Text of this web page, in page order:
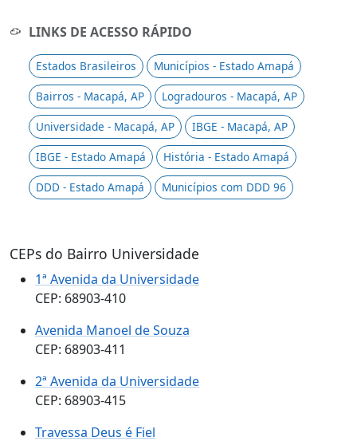
LINKS DE ACESSO RÁPIDO
Estados Brasileiros
Municípios - Estado Amapá
Bairros - Macapá, AP
Logradouros - Macapá, AP
Universidade - Macapá, AP
IBGE - Macapá, AP
IBGE - Estado Amapá
História - Estado Amapá
DDD - Estado Amapá
Municípios com DDD 96
CEPs do Bairro Universidade
1ª Avenida da Universidade
CEP: 68903-410
Avenida Manoel de Souza
CEP: 68903-411
2ª Avenida da Universidade
CEP: 68903-415
Travessa Deus é Fiel